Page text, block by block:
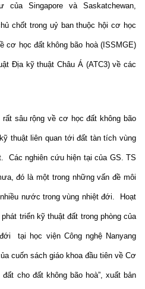
của SingaporevàSaskatchewan
chốt trong uỷ ban thuộc hội cơ học
cơ học đất không bão hoà (ISSMGE)
Địa kỹ thuật Châu Á (ATC3) về các
sâu rộng về cơ học đất không bão
thuật liên quan tới đất tàn tích vùng
Các nghiên cứu hiện tại của GS. TS
đó là một trong những vấn đề môi
nước trong vùng nhiệt đới. Hoạt
triển kỹ thuật đất trong phòng của
tại học viện Công nghệ Nanyang
cuốn sách giáo khoa đầu tiên về Cơ
cho đất không bão hoà”, xuất bản